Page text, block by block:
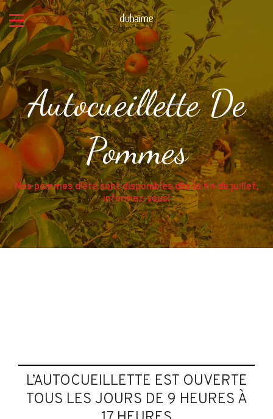
Autocueillette De
Pommes
Nos pommes d’été sont disponibles dès la fin de juillet,
informez-vous!
L’AUTOCUEILLETTE EST OUVERTE
TOUS LES JOURS DE 9 HEURES À